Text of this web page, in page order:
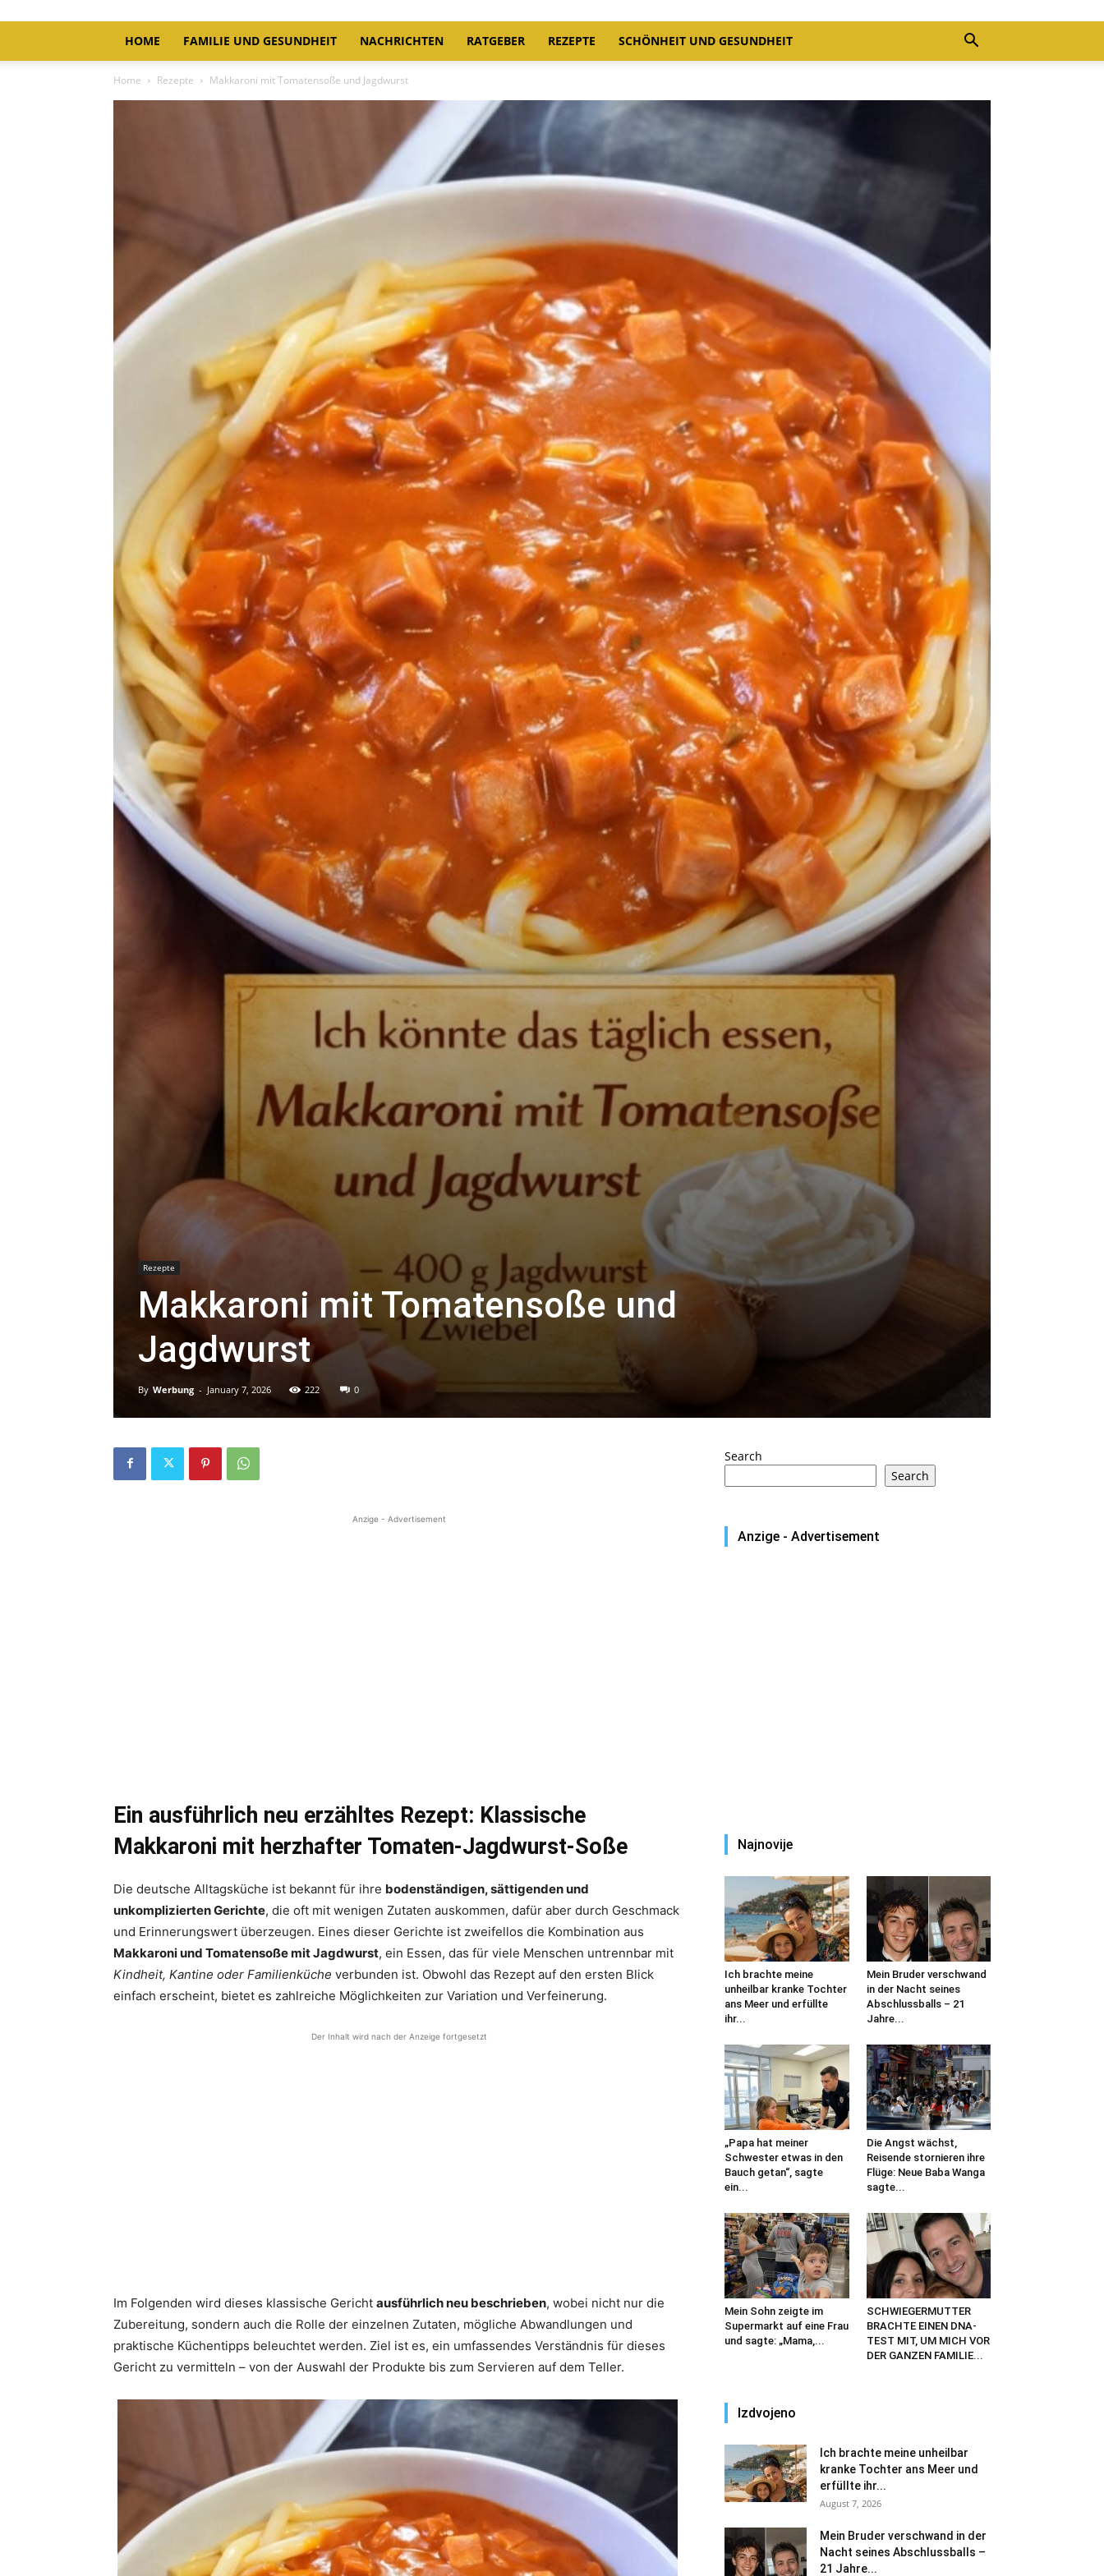
HOME FAMILIE UND GESUNDHEIT NACHRICHTEN RATGEBER REZEPTE SCHÖNHEIT UND GESUNDHEIT
Home Rezepte Makkaroni mit Tomatensoße und Jagdwurst
Rezepte
Makkaroni mit Tomatensoße und
Jagdwurst
By Werbung - January 7, 2026 222 0
Anzige - Advertisement
Ein ausführlich neu erzähltes Rezept: Klassische
Makkaroni mit herzhafter Tomaten-Jagdwurst-Soße
Die deutsche Alltagsküche ist bekannt für ihre bodenständigen, sättigenden und
unkomplizierten Gerichte, die oft mit wenigen Zutaten auskommen, dafür aber durch Geschmack
und Erinnerungswert überzeugen. Eines dieser Gerichte ist zweifellos die Kombination aus
Makkaroni und Tomatensoße mit Jagdwurst, ein Essen, das für viele Menschen untrennbar mit
Kindheit, Kantine oder Familienküche verbunden ist. Obwohl das Rezept auf den ersten Blick
einfach erscheint, bietet es zahlreiche Möglichkeiten zur Variation und Verfeinerung.
Der Inhalt wird nach der Anzeige fortgesetzt
Im Folgenden wird dieses klassische Gericht ausführlich neu beschrieben, wobei nicht nur die
Zubereitung, sondern auch die Rolle der einzelnen Zutaten, mögliche Abwandlungen und
praktische Küchentipps beleuchtet werden. Ziel ist es, ein umfassendes Verständnis für dieses
Gericht zu vermitteln – von der Auswahl der Produkte bis zum Servieren auf dem Teller.
Search
Search
Anzige - Advertisement
Najnovije
Ich brachte meine
unheilbar kranke Tochter
ans Meer und erfüllte
ihr...
Mein Bruder verschwand
in der Nacht seines
Abschlussballs – 21
Jahre...
„Papa hat meiner
Schwester etwas in den
Bauch getan“, sagte
ein...
Die Angst wächst,
Reisende stornieren ihre
Flüge: Neue Baba Wanga
sagte...
Mein Sohn zeigte im
Supermarkt auf eine Frau
und sagte: „Mama,...
SCHWIEGERMUTTER
BRACHTE EINEN DNA-
TEST MIT, UM MICH VOR
DER GANZEN FAMILIE...
Izdvojeno
Ich brachte meine unheilbar
kranke Tochter ans Meer und
erfüllte ihr...
August 7, 2026
Mein Bruder verschwand in der
Nacht seines Abschlussballs –
21 Jahre...